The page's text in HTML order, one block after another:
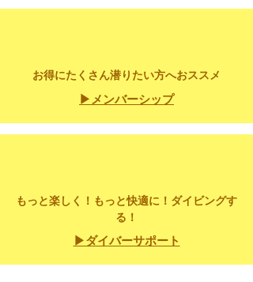
​お得にたくさん潜りたい方へおススメ
​▶メンバーシップ
もっと楽しく！もっと快適に！ダイビングす
る！
▶ダイバーサポート